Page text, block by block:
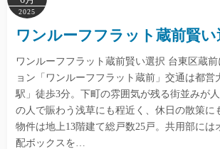
2025
ワンルーフフラット蔵前賢い
ワンルーフフラット蔵前賢い選択 台東区蔵
ョン「ワンルーフフラット蔵前」交通は都営
駅」徒歩3分。下町の雰囲気が残る街並みが
の人で賑わう浅草にも程近く、休日の散策に
物件は地上13階建て総戸数25戸。共用部には
配ボックスを…